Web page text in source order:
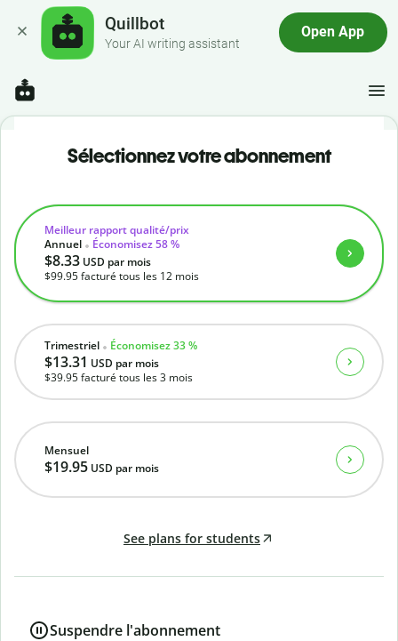
Quillbot
Your AI writing assistant
Open App
Sélectionnez votre abonnement
Mensuel
$19.95 USD par mois
Trimestriel Économisez 33 %
$13.31 USD par mois
$39.95facturé tous les 3 mois
Meilleur rapport qualité/prix
Annuel
Économisez 58 %
$8.33 USD par mois
$99.95facturé tous les 12 mois
See plans for students
Suspendre l'abonnement